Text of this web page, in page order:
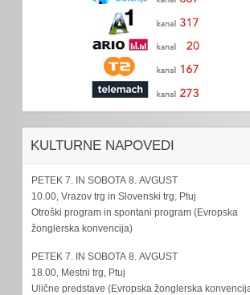
KULTURNE NAPOVEDI
PETEK 7. IN SOBOTA 8. AVGUST
10.00, Vrazov trg in Slovenski trg, Ptuj
Otroški program in spontani program (Evropska
žonglerska konvencija)
PETEK 7. IN SOBOTA 8. AVGUST
18.00, Mestni trg, Ptuj
Ulične predstave (Evropska žonglerska